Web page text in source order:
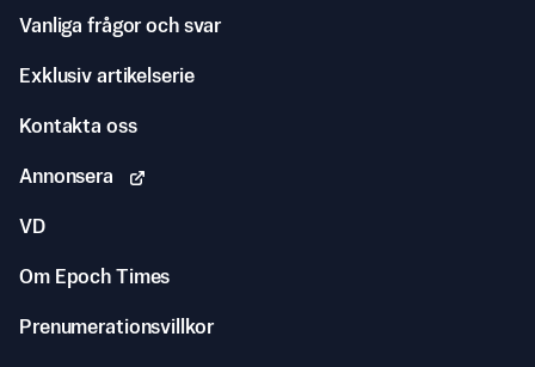
Vanliga frågor och svar
Exklusiv artikelserie
Kontakta oss
Annonsera
VD
Om Epoch Times
Prenumerationsvillkor